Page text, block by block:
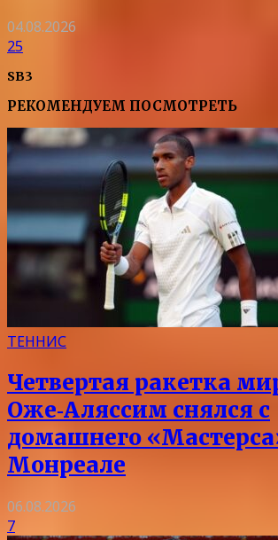
04.08.2026
25
SB3
РЕКОМЕНДУЕМ ПОСМОТРЕТЬ
ТЕННИС
Четвертая ракетка
Оже‑Аляссим снялся с
домашнего
Монреале
06.08.2026
7